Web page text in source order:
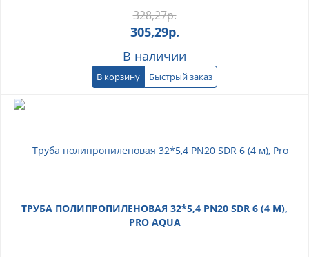
328,27р.
305,29р.
В наличии
В корзину Быстрый заказ
ТРУБА ПОЛИПРОПИЛЕНОВАЯ 32*5,4 PN20 SDR 6 (4 М),
PRO AQUA